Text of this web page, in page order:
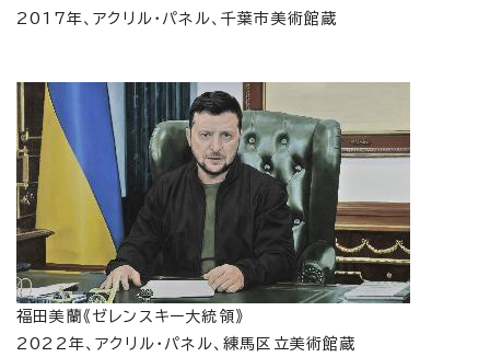
2017年、アクリル・パネル、千葉市美術館蔵
福田美蘭《ゼレンスキー大統領》
2022年、アクリル・パネル、練馬区立美術館蔵